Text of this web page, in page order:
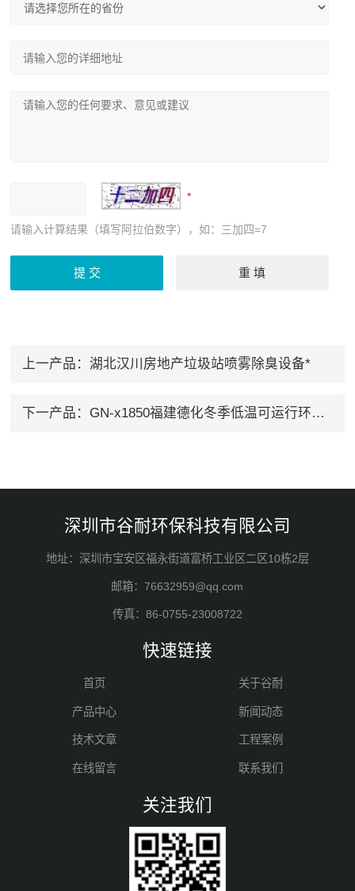
请输入计算结果（填写阿拉伯数字），如：三加四=7
上一产品： 湖北汉川房地产垃圾站喷雾除臭设备*
下一产品： GN-x1850福建德化冬季低温可运行环流式异味处理设备
深圳市谷耐环保科技有限公司
地址：深圳市宝安区福永街道富桥工业区二区10栋2层
邮箱：76632959@qq.com
传真：86-0755-23008722
快速链接
首页 关于谷耐
产品中心 新闻动态
技术文章 工程案例
在线留言 联系我们
关注我们